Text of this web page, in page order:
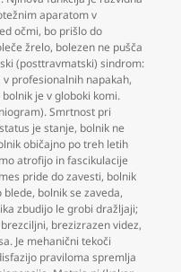
aparatom v
očmi, bo prišlo do
žrelo, bolezen ne pušča
(posttravmatski) sindrom:
profesionalnih napakah,
bolnik je v globoki komi.
Smrtnost pri
je stanje, bolnik ne
običajno po treh letih
atrofijo in fascikulacije
pride do zavesti, bolnik
blede, bolnik se zaveda,
zbudijo le grobi dražljaji;
brezciljni, brezizrazen videz,
Je mehanični tekoči
praviloma spremlja